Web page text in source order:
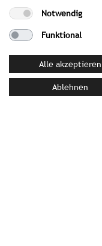
Notwendig
Funktional
Alle akzeptieren
Ablehnen